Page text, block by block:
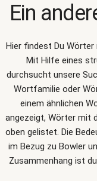
Ein
Hier findest Du Wörter
Mit Hilfe eines
durchsucht unsere
Wortfamilie oder
einem ähnlichen
angezeigt, Wörter mit
oben gelistet. Die
im Bezug zu Bowler
Zusammenhang ist